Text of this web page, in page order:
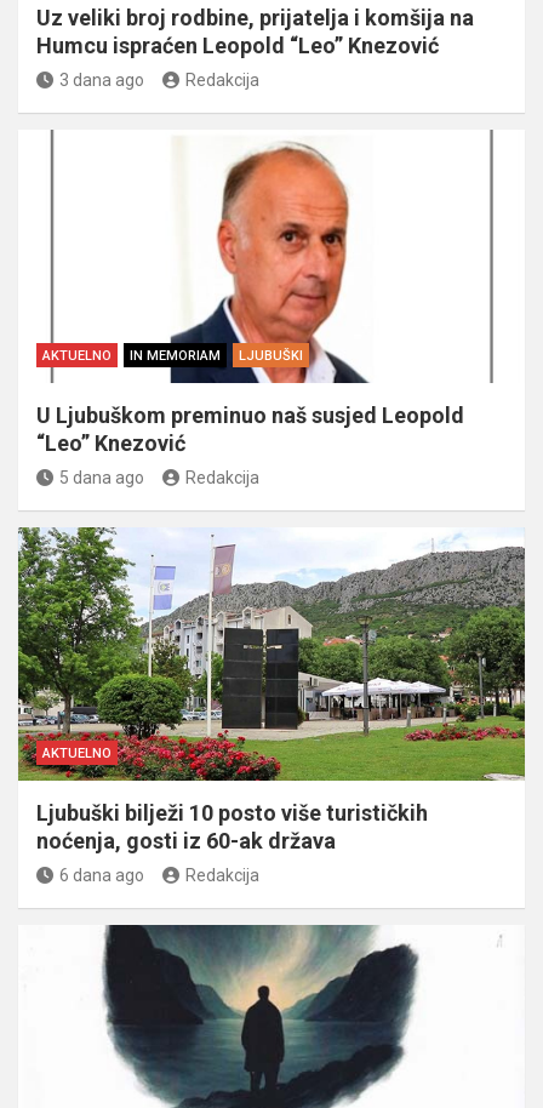
Uz veliki broj rodbine, prijatelja i komšija na
Humcu ispraćen Leopold “Leo” Knezović
3 dana ago Redakcija
AKTUELNO IN MEMORIAM LJUBUŠKI
U Ljubuškom preminuo naš susjed Leopold
“Leo” Knezović
5 dana ago Redakcija
AKTUELNO
Ljubuški bilježi 10 posto više turističkih
noćenja, gosti iz 60-ak država
6 dana ago Redakcija